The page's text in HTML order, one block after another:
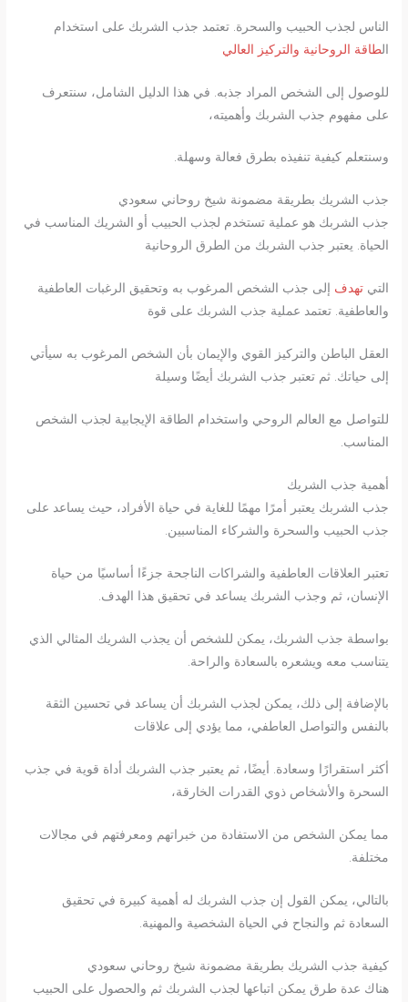
الناس لجذب الحبيب والسحرة. تعتمد جذب الشربك على استخدام
الطاقة الروحانية والتركيز العالي
للوصول إلى الشخص المراد جذبه. في هذا الدليل الشامل، سنتعرف
على مفهوم جذب الشربك وأهميته،
وسنتعلم كيفية تنفيذه بطرق فعالة وسهلة.
جذب الشريك بطريقة مضمونة شيخ روحاني سعودي
جذب الشربك هو عملية تستخدم لجذب الحبيب أو الشريك المناسب في
الحياة. يعتبر جذب الشربك من الطرق الروحانية
التيتهدف إلى جذب الشخص المرغوب به وتحقيق الرغبات العاطفية
والعاطفية. تعتمد عملية جذب الشربك على قوة
العقل الباطن والتركيز القوي والإيمان بأن الشخص المرغوب به سيأتي
إلى حياتك. ثم تعتبر جذب الشربك أيضًا وسيلة
للتواصل مع العالم الروحي واستخدام الطاقة الإيجابية لجذب الشخص
المناسب.
أهمية جذب الشريك
جذب الشربك يعتبر أمرًا مهمًا للغاية في حياة الأفراد، حيث يساعد على
جذب الحبيب والسحرة والشركاء المناسبين.
تعتبر العلاقات العاطفية والشراكات الناجحة جزءًا أساسيًا من حياة
الإنسان، ثم وجذب الشربك يساعد في تحقيق هذا الهدف.
بواسطة جذب الشربك، يمكن للشخص أن يجذب الشريك المثالي الذي
يتناسب معه ويشعره بالسعادة والراحة.
بالإضافة إلى ذلك، يمكن لجذب الشربك أن يساعد في تحسين الثقة
بالنفس والتواصل العاطفي، مما يؤدي إلى علاقات
أكثر استقرارًا وسعادة. أيضًا، ثم يعتبر جذب الشربك أداة قوية في جذب
السحرة والأشخاص ذوي القدرات الخارقة،
مما يمكن الشخص من الاستفادة من خبراتهم ومعرفتهم في مجالات
مختلفة.
بالتالي، يمكن القول إن جذب الشربك له أهمية كبيرة في تحقيق
السعادة ثم والنجاح في الحياة الشخصية والمهنية.
كيفية جذب الشريك بطريقة مضمونة شيخ روحاني سعودي
هناك عدة طرق يمكن اتباعها لجذب الشربك ثم والحصول على الحبيب